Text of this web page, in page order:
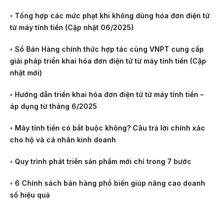
• Tổng hợp các mức phạt khi không dùng hóa đơn điện tử
từ máy tính tiền (Cập nhật 06/2025)
• Sổ Bán Hàng chính thức hợp tác cùng VNPT cung cấp
giải pháp triển khai hóa đơn điện tử từ máy tính tiền (Cập
nhật mới)
• Hướng dẫn triển khai hóa đơn điện tử từ máy tính tiền –
áp dụng từ tháng 6/2025
• Máy tính tiền có bắt buộc không? Câu trả lời chính xác
cho hộ và cá nhân kinh doanh
• Quy trình phát triển sản phẩm mới chỉ trong 7 bước
• 6 Chính sách bán hàng phổ biến giúp nâng cao doanh
số hiệu quả